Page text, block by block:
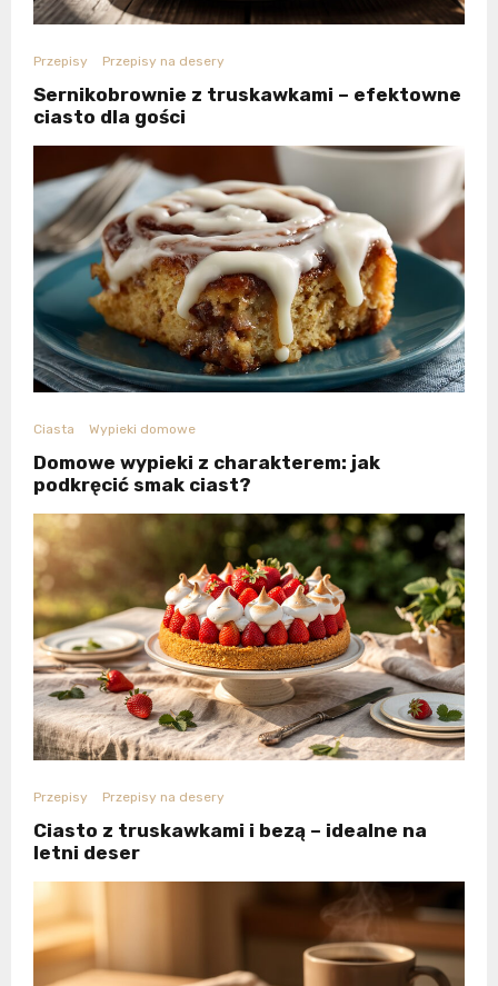
Przepisy Przepisy na desery
Sernikobrownie z truskawkami – efektowne
ciasto dla gości
Ciasta Wypieki domowe
Domowe wypieki z charakterem: jak
podkręcić smak ciast?
Przepisy Przepisy na desery
Ciasto z truskawkami i bezą – idealne na
letni deser